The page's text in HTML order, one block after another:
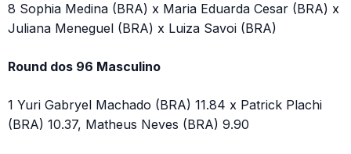
8 Sophia Medina (BRA) x Maria Eduarda Cesar (BRA) x
Juliana Meneguel (BRA) x Luiza Savoi (BRA)
Round dos 96 Masculino
1 Yuri Gabryel Machado (BRA) 11.84 x Patrick Plachi
(BRA) 10.37, Matheus Neves (BRA) 9.90